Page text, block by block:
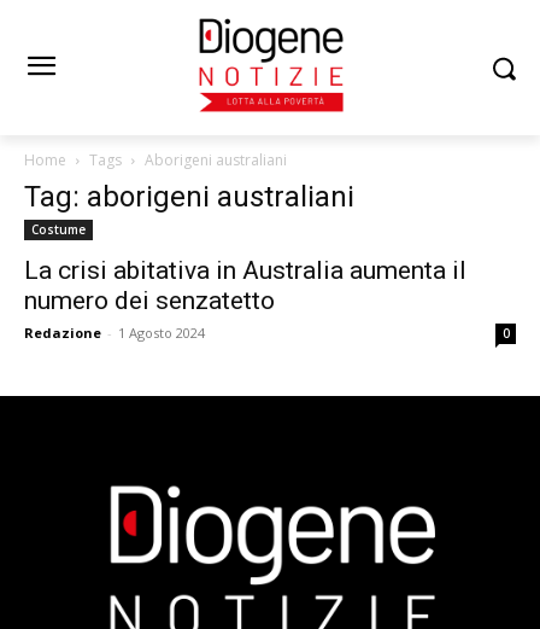
Home Tags Aborigeni australiani
Tag: aborigeni australiani
Costume
La crisi abitativa in Australia aumenta il
numero dei senzatetto
Redazione - 1 Agosto 2024 0